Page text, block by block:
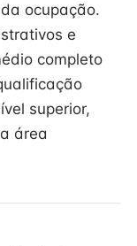
ocupação.
e
completo
superior,
área